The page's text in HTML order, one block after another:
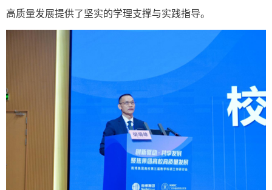
高质量发展提供了坚实的学理支撑与实践指导。